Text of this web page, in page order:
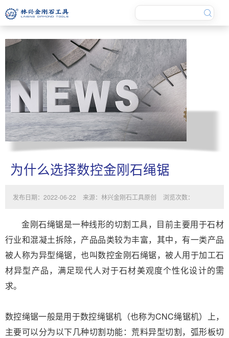
为什么选择数控金刚石绳锯
发布日期：2022-06-22 来源：林兴金刚石工具原创 浏览次数：
金刚石绳锯是一种线形的切割工具，目前主要用于石材
行业和混凝土拆除，产品品类较为丰富，其中，有一类产品
被人称为异型绳锯，也叫数控金刚石绳锯，被人用于加工石
材异型产品，满足现代人对于石材美观度个性化设计的需
求。
数控绳锯一般是用于数控绳锯机（也称为CNC绳锯机）上，
主要可以分为以下几种切割功能：荒料异型切割，弧形板切